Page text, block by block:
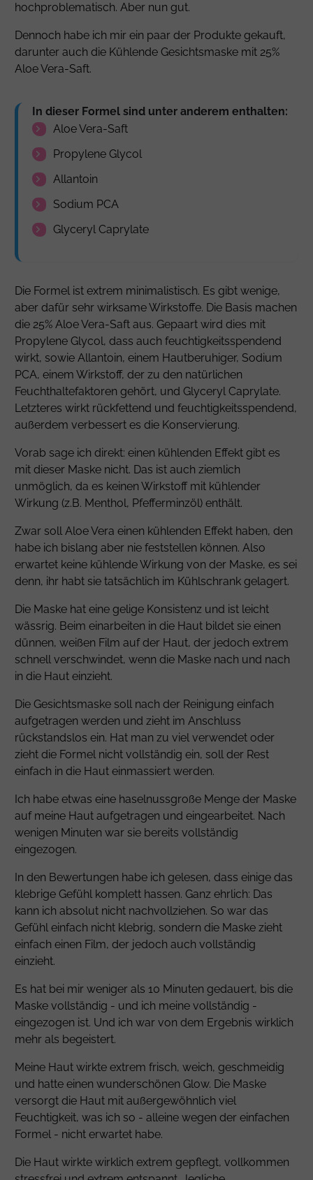
hochproblematisch. Aber nun gut.
Dennoch habe ich mir ein paar der Produkte gekauft,
darunter auch die Kühlende Gesichtsmaske mit 25%
Aloe Vera-Saft.
In dieser Formel sind unter anderem enthalten:
Aloe Vera-Saft
Propylene Glycol
Allantoin
Sodium PCA
Glyceryl Caprylate
Die Formel ist extrem minimalistisch. Es gibt wenige,
aber dafür sehr wirksame Wirkstoffe. Die Basis machen
die 25% Aloe Vera-Saft aus. Gepaart wird dies mit
Propylene Glycol, dass auch feuchtigkeitsspendend
wirkt, sowieAllantoin, einem Hautberuhiger, Sodium
PCA, einem Wirkstoff, der zu den natürlichen
Feuchthaltefaktoren gehört, undGlyceryl Caprylate.
Letzteres wirkt rückfettend und feuchtigkeitsspendend,
außerdem verbessert es die Konservierung.
Vorab sage ich direkt: einen kühlenden Effekt gibt es
mit dieser Maske nicht. Das ist auch ziemlich
unmöglich, da es keinen Wirkstoff mit kühlender
Wirkung (z.B. Menthol, Pfefferminzöl) enthält.
Zwar soll Aloe Vera einen kühlenden Effekt haben, den
habe ich bislang aber nie feststellen können. Also
erwartet keine kühlende Wirkung von der Maske, es sei
denn, ihr habt sie tatsächlich im Kühlschrank gelagert.
Die Maske hat eine gelige Konsistenz und ist leicht
wässrig. Beim einarbeiten in die Haut bildet sie einen
dünnen, weißen Film auf der Haut, der jedoch extrem
schnell verschwindet, wenn die Maske nach und nach
in die Haut einzieht.
Die Gesichtsmaske soll nach der Reinigung einfach
aufgetragen werden und zieht im Anschluss
rückstandslos ein. Hat man zu viel verwendet oder
zieht die Formel nicht vollständig ein, soll der Rest
einfach in die Haut einmassiert werden.
Ich habe etwas eine haselnussgroße Menge der Maske
auf meine Haut aufgetragen und eingearbeitet. Nach
wenigen Minuten war sie bereits vollständig
eingezogen.
In den Bewertungen habe ich gelesen, dass einige das
klebrige Gefühl komplett hassen. Ganz ehrlich: Das
kann ich absolut nicht nachvollziehen. So war das
Gefühl einfach nicht klebrig, sondern die Maske zieht
einfach einen Film, der jedoch auch vollständig
einzieht.
Es hat bei mir weniger als 10 Minuten gedauert, bis die
Maske vollständig - und ich meine vollständig -
eingezogen ist. Und ich war von dem Ergebnis wirklich
mehr als begeistert.
Meine Haut wirkte extrem frisch, weich, geschmeidig
und hatte einen wunderschönen Glow. Die Maske
versorgt die Haut mit außergewöhnlich viel
Feuchtigkeit, was ich so - alleine wegen der einfachen
Formel - nicht erwartet habe.
Die Haut wirkte wirklich extrem gepflegt, vollkommen